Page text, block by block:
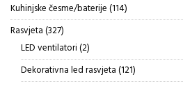
Kuhinjske česme/baterije 114114
proizvoda
Rasvjeta 327327
proizvoda
LED ventilatori 22
proizvoda
Dekorativna led rasvjeta 121121
proizvod